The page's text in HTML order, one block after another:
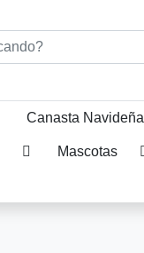
Canasta Navideña
Mascotas